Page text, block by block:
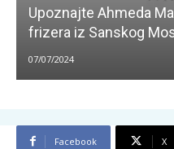
Upoznajte Ahmeda
frizera iz Sanskog
07/07/2024
Facebook X